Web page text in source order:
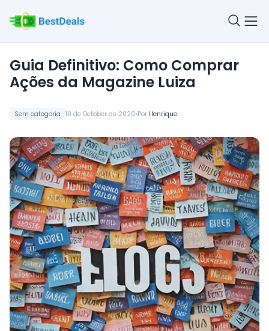
Sem categoria 19 de October de 2020•Por Henrique
Guia Definitivo: Como Comprar
Ações da Magazine Luiza